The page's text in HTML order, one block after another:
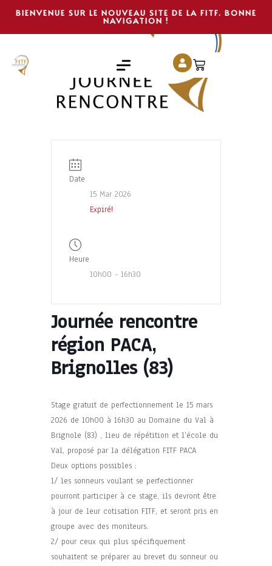
BIENVENUE SUR LE NOUVEAU SITE DE LA FITF. BONNE
NAVIGATION !
Date
15 Mar 2026
Expiré!
Heure
10h00 - 16h30
Journée rencontre
région PACA,
Brignolles (83)
Stage gratuit de perfectionnement le 15 mars
2026 de 10h00 à 16h30 au Domaine du Val à
Brignole (83) , lieu de répétition et l’école du
Val, proposé par la délégation FITF PACA
Deux options possibles :
1/ les sonneurs voulant se perfectionner
pourront participer à ce stage, ils devront être
à jour de leur cotisation FITF, et seront pris en
groupe avec des moniteurs.
2/ pour ceux qui plus spécifiquement
souhaitent se préparer au brevet du sonneur ou